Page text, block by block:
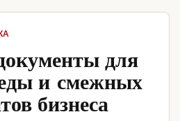
для
и смежных
бизнеса